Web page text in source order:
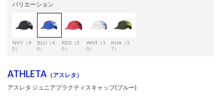
バリエーション
NVY（9
0）
BLU（4
0）
RED（5
0）
WHT（1
0）
KHA（3
7）
ATHLETA （アスレタ）
アスレタ ジュニアプラクティスキャップ(ブルー)